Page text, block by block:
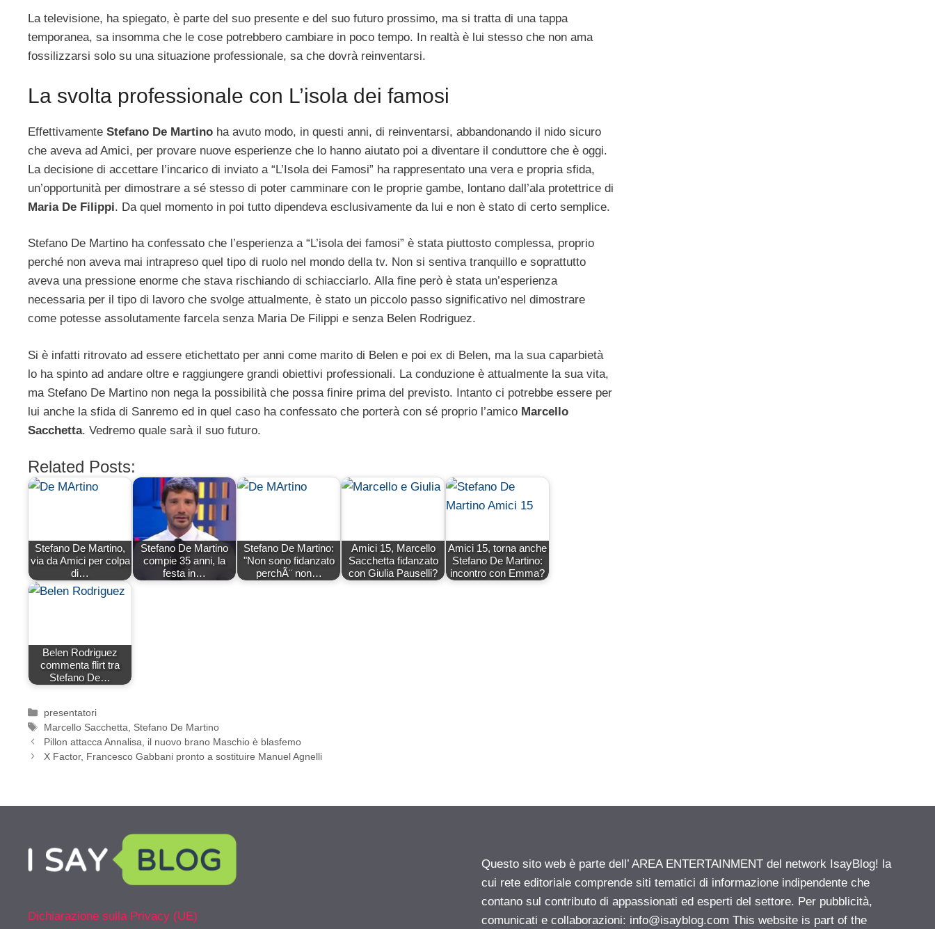
La televisione, ha spiegato, è parte del suo presente e del suo futuro prossimo, ma si tratta di una tappa
temporanea, sa insomma che le cose potrebbero cambiare in poco tempo. In realtà è lui stesso che non ama
fossilizzarsi solo su una situazione professionale, sa che dovrà reinventarsi.
La svolta professionale con L’isola dei famosi
Effettivamente Stefano De Martino ha avuto modo, in questi anni, di reinventarsi, abbandonando il nido sicuro
che aveva ad Amici, per provare nuove esperienze che lo hanno aiutato poi a diventare il conduttore che è oggi.
La decisione di accettare l’incarico di inviato a “L’Isola dei Famosi” ha rappresentato una vera e propria sfida,
un’opportunità per dimostrare a sé stesso di poter camminare con le proprie gambe, lontano dall’ala protettrice di
Maria De Filippi. Da quel momento in poi tutto dipendeva esclusivamente da lui e non è stato di certo semplice.
Stefano De Martino ha confessato che l’esperienza a “L’isola dei famosi” è stata piuttosto complessa, proprio
perché non aveva mai intrapreso quel tipo di ruolo nel mondo della tv. Non si sentiva tranquillo e soprattutto
aveva una pressione enorme che stava rischiando di schiacciarlo. Alla fine però è stata un’esperienza
necessaria per il tipo di lavoro che svolge attualmente, è stato un piccolo passo significativo nel dimostrare
come potesse assolutamente farcela senza Maria De Filippi e senza Belen Rodriguez.
Si è infatti ritrovato ad essere etichettato per anni come marito di Belen e poi ex di Belen, ma la sua caparbietà
lo ha spinto ad andare oltre e raggiungere grandi obiettivi professionali. La conduzione è attualmente la sua vita,
ma Stefano De Martino non nega la possibilità che possa finire prima del previsto. Intanto ci potrebbe essere per
lui anche la sfida di Sanremo ed in quel caso ha confessato che porterà con sé proprio l’amico Marcello
Sacchetta. Vedremo quale sarà il suo futuro.
Related Posts:
Stefano De Martino,
via da Amici per colpa
di…
Stefano De Martino
compie 35 anni, la
festa in…
Stefano De Martino:
"Non sono fidanzato
perchÃ¨ non…
Amici 15, Marcello
Sacchetta fidanzato
con Giulia Pauselli?
Amici 15, torna anche
Stefano De Martino:
incontro con Emma?
Belen Rodriguez
commenta flirt tra
Stefano De…
Categorie
presentatori
Tag
Marcello Sacchetta
Stefano De Martino
Pillon attacca Annalisa, il nuovo brano Maschio è blasfemo
X Factor, Francesco Gabbani pronto a sostituire Manuel Agnelli
Dichiarazione sulla Privacy (UE)
Questo sito web è parte dell’ AREA ENTERTAINMENT del network IsayBlog! la
cui rete editoriale comprende siti tematici di informazione indipendente che
contano sul contributo di appassionati ed esperti del settore. Per pubblicità,
comunicati e collaborazioni: info@isayblog.com This website is part of the